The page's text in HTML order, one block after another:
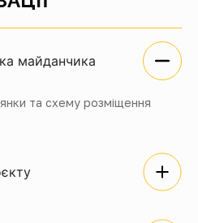
майданчика
та схему розміщення